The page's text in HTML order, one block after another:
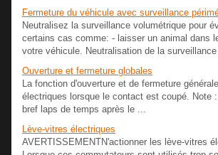
Fermeture du véhicule avec surveillance
Neutralisez la surveillance volumétrique pour
certains cas comme: - laisser un animal dans
votre véhicule. Neutralisation de la
Ouverture et fermeture globales
La fonction d'ouverture et de fermeture
électriques lorsque le contact est coupé. Note
bref laps de temps après le ...
Lève-vitres électriques
AVERTISSEMENTN'actionner les lève-vitres